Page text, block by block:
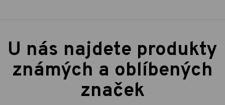
U nás najdete produkty
známých a oblíbených
značek